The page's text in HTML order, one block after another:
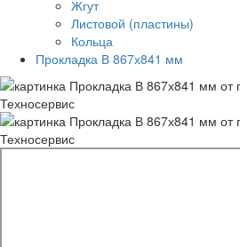
Жгут
Листовой (пластины)
Кольца
Прокладка В 867х841 мм